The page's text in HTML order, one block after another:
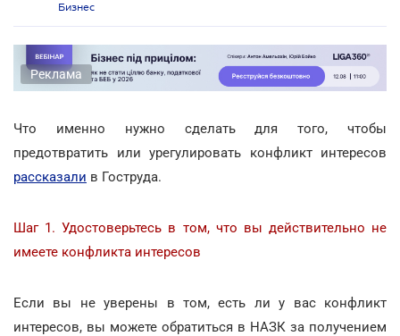
Бизнес
Реклама
Что именно нужно сделать для того, чтобы
предотвратить или урегулировать конфликт интересов
рассказали в Гоструда.
Шаг 1. Удостоверьтесь в том, что вы действительно не
имеете конфликта интересов
Если вы не уверены в том, есть ли у вас конфликт
интересов, вы можете обратиться в НАЗК за получением